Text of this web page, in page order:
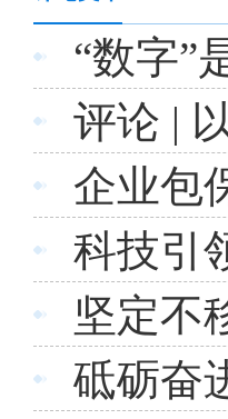
“数字”
评论 |
企业包
科技引
坚定不
砥砺奋